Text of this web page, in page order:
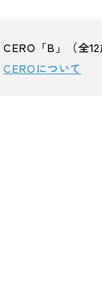
CERO「B」（全12
CEROについて